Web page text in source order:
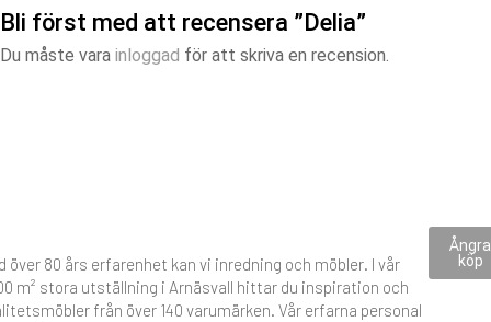
Bli först med att recensera ”Delia”
Du måste vara inloggad för att skriva en recension.
över 80 års erfarenhet kan vi inredning och möbler. I vår
m² stora utställning i Arnäsvall hittar du inspiration och
från över 140 varumärken. Vår erfarna personal
Ångra
köp